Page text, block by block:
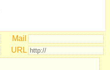
Mail
URL